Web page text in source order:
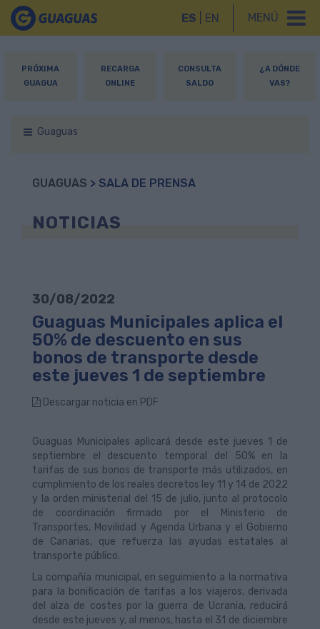
MENÚ
ES EN
PRÓXIMA
GUAGUA
RECARGA
ONLINE
CONSULTA
SALDO
¿A DÓNDE
VAS?
Guaguas
GUAGUAS > SALA DE PRENSA
NOTICIAS
30/08/2022
Guaguas Municipales aplica el
50% de descuento en sus
bonos de transporte desde
este jueves 1 de septiembre
Descargar noticia en PDF
Guaguas Municipales aplicará desde este jueves 1 de
septiembre el descuento temporal del 50% en la
tarifas de sus bonos de transporte más utilizados, en
cumplimiento de los reales decretos ley 11 y 14 de 2022
y la orden ministerial del 15 de julio, junto al protocolo
de coordinación firmado por el Ministerio de
Transportes, Movilidad y Agenda Urbana y el Gobierno
de Canarias, que refuerza las ayudas estatales al
transporte público.
La compañía municipal, en seguimiento a la normativa
para la bonificación de tarifas a los viajeros, derivada
del alza de costes por la guerra de Ucrania, reducirá
desde este jueves y, al menos, hasta el 31 de diciembre